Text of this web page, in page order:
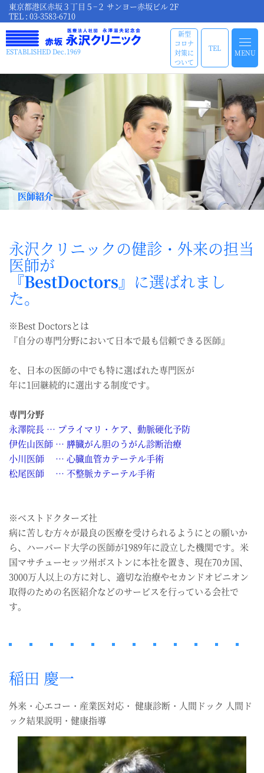
東京都港区赤坂３丁目５−２ サンヨー赤坂ビル 2F
TEL : 03-3583-6710
ESTABLISHED Dec.1969
新型
コロナ
対策に
ついて
TEL MENU
医師紹介
永沢クリニックの健診・外来の担当
医師が
『BestDoctors』 に選ばれまし
た。
※Best Doctorsとは
『自分の専門分野において日本で最も信頼できる医師』
を、日本の医師の中でも特に選ばれた専門医が
年に1回継続的に選出する制度です。
専門分野
永澤院長 … プライマリ・ケア、動脈硬化予防
伊佐山医師 … 膵臓がん胆のうがん診断治療
小川医師 … 心臓血管カテーテル手術
松尾医師 … 不整脈カテーテル手術
※ベストドクターズ社
病に苦しむ方々が最良の医療を受けられるようにとの願いか
ら、ハーバード大学の医師が1989年に設立した機関です。米
国マサチューセッツ州ボストンに本社を置き、現在70カ国、
3000万人以上の方に対し、適切な治療やセカンドオピニオン
取得のための名医紹介などのサービスを行っている会社で
す。
稲田 慶一
外来・心エコー・産業医対応・ 健康診断・人間ドック 人間ド
ック結果説明・健康指導